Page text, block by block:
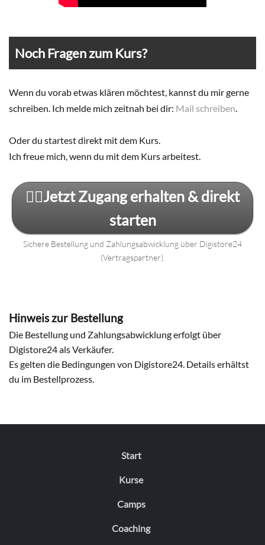
Noch Fragen zum Kurs?
Wenn du vorab etwas klären möchtest, kannst du mir gerne
schreiben. Ich melde mich zeitnah bei dir: Mail schreiben.
Oder du startest direkt mit dem Kurs.
Ich freue mich, wenn du mit dem Kurs arbeitest.
👉🏼Jetzt Zugang erhalten & direkt
starten
Sichere Bestellung und Zahlungsabwicklung über Digistore24
(Vertragspartner).
Hinweis zur Bestellung
Die Bestellung und Zahlungsabwicklung erfolgt über
Digistore24 als Verkäufer.
Es gelten die Bedingungen von Digistore24. Details erhältst
du im Bestellprozess.
Start
Kurse
Camps
Coaching